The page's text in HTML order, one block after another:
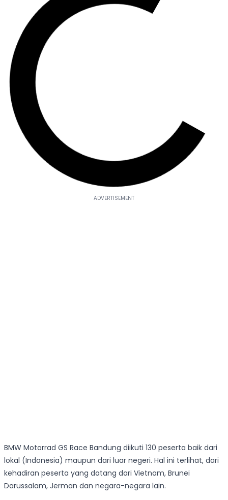
BMW Motorrad GS Race Bandung diikuti 130 peserta baik dari
lokal (Indonesia) maupun dari luar negeri. Hal ini terlihat, dari
kehadiran peserta yang datang dari Vietnam, Brunei
Darussalam, Jerman dan negara-negara lain.